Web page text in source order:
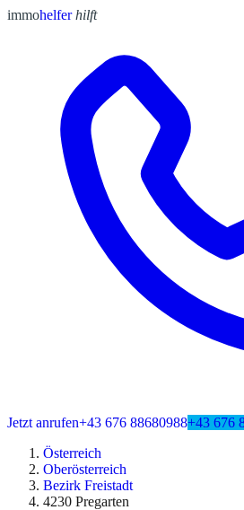
immohelfer hilft
Jetzt anrufen+43 676 88680988+43 676
Österreich
Oberösterreich
Bezirk Freistadt
4230 Pregarten